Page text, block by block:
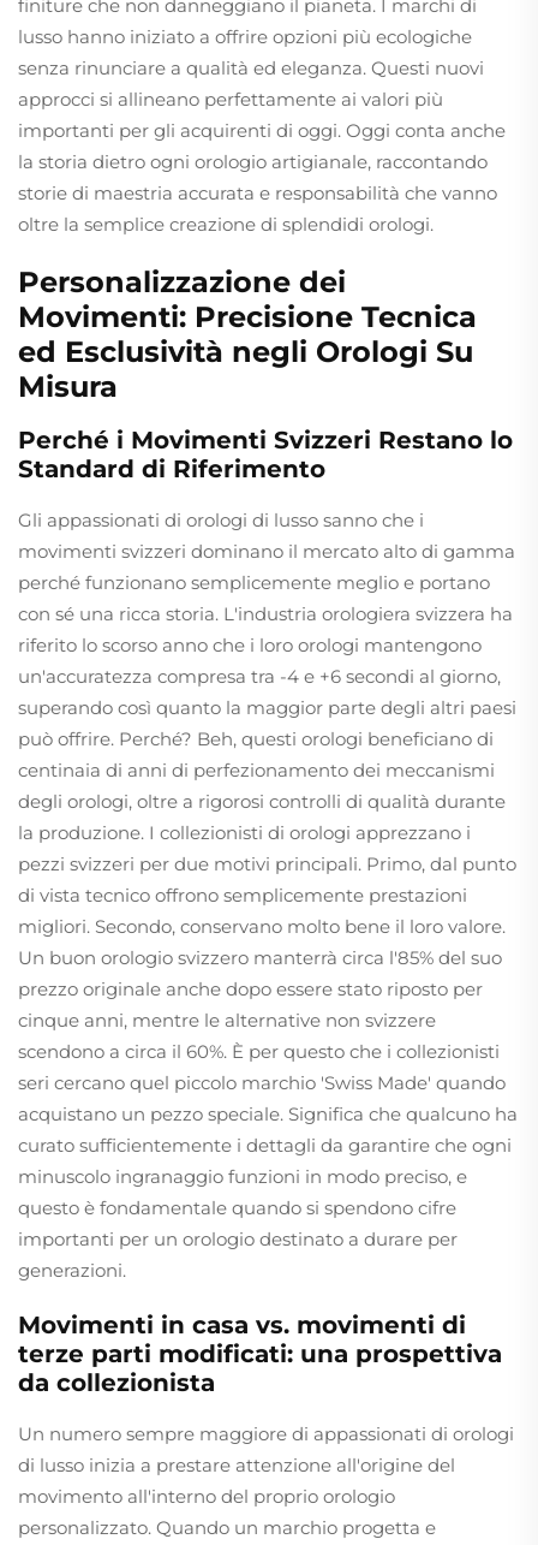
finiture che non danneggiano il pianeta. I marchi di
lusso hanno iniziato a offrire opzioni più ecologiche
senza rinunciare a qualità ed eleganza. Questi nuovi
approcci si allineano perfettamente ai valori più
importanti per gli acquirenti di oggi. Oggi conta anche
la storia dietro ogni orologio artigianale, raccontando
storie di maestria accurata e responsabilità che vanno
oltre la semplice creazione di splendidi orologi.
Personalizzazione dei
Movimenti: Precisione Tecnica
ed Esclusività negli Orologi Su
Misura
Perché i Movimenti Svizzeri Restano lo
Standard di Riferimento
Gli appassionati di orologi di lusso sanno che i
movimenti svizzeri dominano il mercato alto di gamma
perché funzionano semplicemente meglio e portano
con sé una ricca storia. L'industria orologiera svizzera ha
riferito lo scorso anno che i loro orologi mantengono
un'accuratezza compresa tra -4 e +6 secondi al giorno,
superando così quanto la maggior parte degli altri paesi
può offrire. Perché? Beh, questi orologi beneficiano di
centinaia di anni di perfezionamento dei meccanismi
degli orologi, oltre a rigorosi controlli di qualità durante
la produzione. I collezionisti di orologi apprezzano i
pezzi svizzeri per due motivi principali. Primo, dal punto
di vista tecnico offrono semplicemente prestazioni
migliori. Secondo, conservano molto bene il loro valore.
Un buon orologio svizzero manterrà circa l'85% del suo
prezzo originale anche dopo essere stato riposto per
cinque anni, mentre le alternative non svizzere
scendono a circa il 60%. È per questo che i collezionisti
seri cercano quel piccolo marchio 'Swiss Made' quando
acquistano un pezzo speciale. Significa che qualcuno ha
curato sufficientemente i dettagli da garantire che ogni
minuscolo ingranaggio funzioni in modo preciso, e
questo è fondamentale quando si spendono cifre
importanti per un orologio destinato a durare per
generazioni.
Movimenti in casa vs. movimenti di
terze parti modificati: una prospettiva
da collezionista
Un numero sempre maggiore di appassionati di orologi
di lusso inizia a prestare attenzione all'origine del
movimento all'interno del proprio orologio
personalizzato. Quando un marchio progetta e